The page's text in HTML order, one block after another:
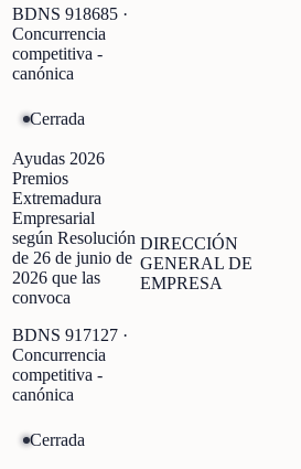
BDNS 918685 ·
Concurrencia
competitiva -
canónica
Cerrada
Ayudas 2026
Premios
Extremadura
Empresarial
según Resolución
de 26 de junio de
2026 que las
convoca
BDNS 917127 ·
Concurrencia
competitiva -
canónica
DIRECCIÓN
GENERAL DE
EMPRESA
Cerrada